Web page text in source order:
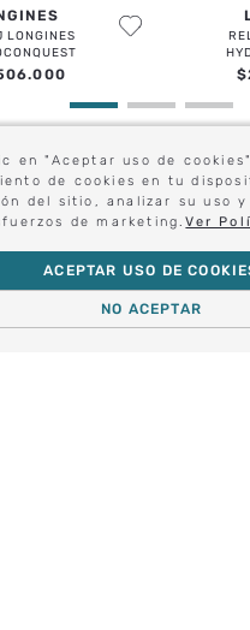
en "Aceptar uso de
de cookies en tu
del sitio, analizar su uso y
de marketing.Ver
NO ACEPTAR
ACEPTAR USO DE
LONGINES
.000 $
en conocer
nuestros clientes exclusivos.